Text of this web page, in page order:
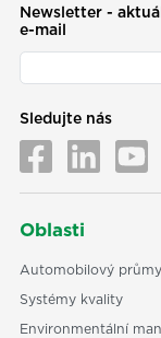
Newsletter -
e-mail
Sledujte nás
Oblasti
Automobilový
Systémy kvality
Environmentální